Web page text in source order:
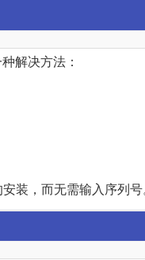
解决方法：
装，而无需输入序列号